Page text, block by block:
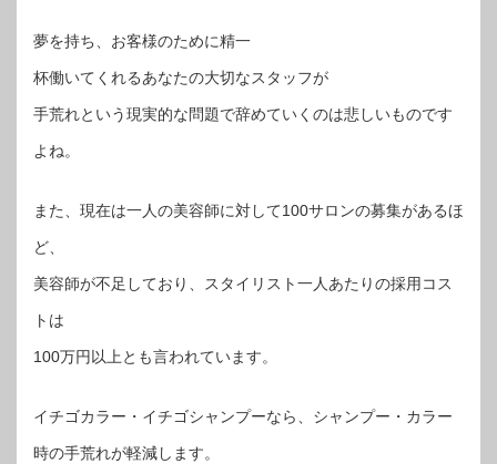
夢を持ち、お客様のために精一
杯働いてくれるあなたの大切なスタッフが
手荒れという現実的な問題で辞めていくのは悲しいものです
よね。
また、現在は一人の美容師に対して100サロンの募集があるほ
ど、
美容師が不足しており、スタイリスト一人あたりの採用コス
トは
100万円以上とも言われています。
イチゴカラー・イチゴシャンプーなら、シャンプー・カラー
時の手荒れが軽減します。